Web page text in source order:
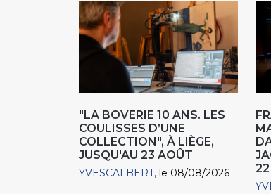
"LA BOVERIE 10 ANS. LES
COULISSES D’UNE
COLLECTION", À LIÈGE,
JUSQU'AU 23 AOÛT
YVESCALBERT le 08/08/2026